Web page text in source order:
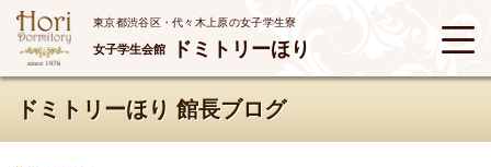
東京都渋谷区・代々木上原の女子学生寮
女子学生会館 ドミトリーほり
ドミトリーほり 館長ブログ